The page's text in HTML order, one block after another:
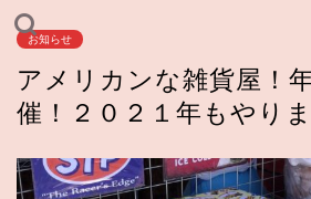
お知らせ
アメリカンな雑貨屋！
催！２０２１年もやり